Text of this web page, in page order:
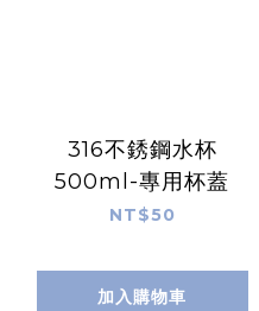
316不銹鋼水杯
500ml-專用杯蓋
NT$50
加入購物車